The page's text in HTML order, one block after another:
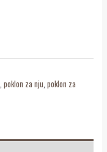
poklon za nju poklon za